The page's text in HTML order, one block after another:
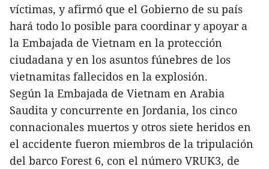
víctimas, y afirmó que el Gobierno de su país
hará todo lo posible para coordinar y apoyar a
la Embajada de Vietnam en la protección
ciudadana y en los asuntos fúnebres de los
vietnamitas fallecidos en la explosión.
Según la Embajada de Vietnam en Arabia
Saudita y concurrente en Jordania, los cinco
connacionales muertos y otros siete heridos en
el accidente fueron miembros de la tripulación
del barco Forest 6, con el número VRUK3, de